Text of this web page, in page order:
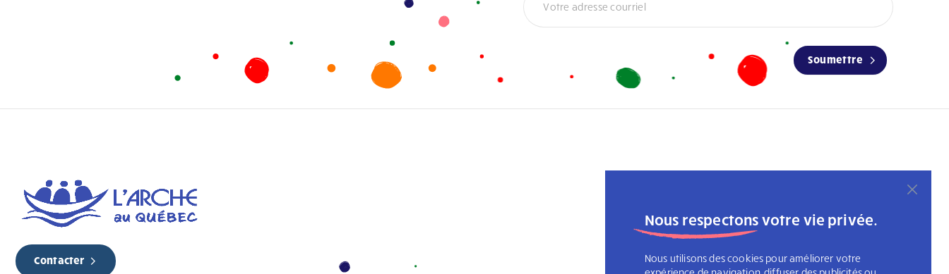
Nous respectons votre vie privée.
Nous utilisons des cookies pour améliorer votre
Soumettre
Contacter